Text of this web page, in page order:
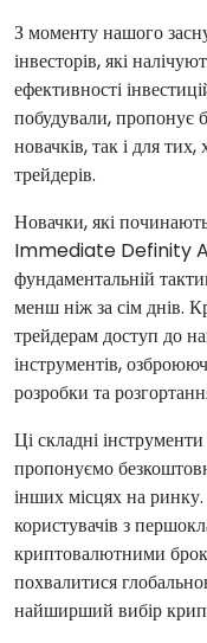
З моменту нашого
інвесторів, які
ефективності
побудували, пропонує
новачків, так і для
трейдерів.
Новачки, які
Immediate Definity AI,
фундаментальній
менш ніж за сім днів.
трейдерам доступ до
інструментів,
розробки та
Ці складні
пропонуємо
інших місцях на
користувачів з
криптовалютними
похвалитися
найширший вибір